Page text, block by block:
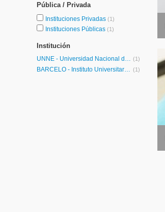
Pública / Privada
Instituciones Privadas (1)
Instituciones Públicas (1)
Institución
UNNE - Universidad Nacional del Nordeste (1)
BARCELÓ - Instituto Universitario de Ciencias de la Salud Fundación H.A Barceló (1)